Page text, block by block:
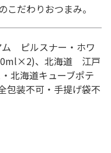
こだわりおつまみ。
ピルスナー・ホワ
、北海道 江戸
北海道キューブポテ
装不可・手提げ袋不